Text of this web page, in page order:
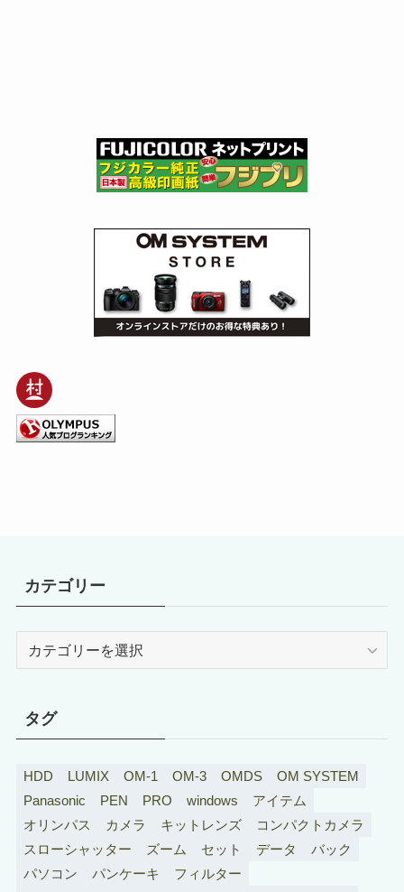
カテゴリー
ー
タグ
HDD LUMIX OM-1 OM-3 OMDS
OM SYSTEM
Panasonic
PEN PRO windows
アイテム
オリンパス
カメラ キットレンズ
コンパクトカメラ
スローシャッター
ズーム セット データ
バック
パソコン
パンケーキ
フィルター